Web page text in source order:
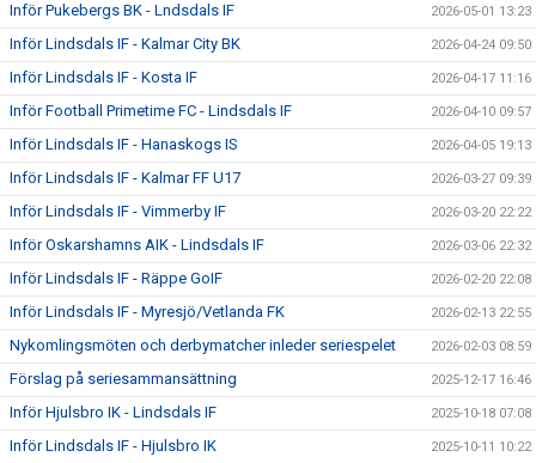
Inför Pukebergs BK - Lndsdals IF 2026-05-01 13:23
Inför Lindsdals IF - Kalmar City BK 2026-04-24 09:50
Inför Lindsdals IF - Kosta IF 2026-04-17 11:16
Inför Football Primetime FC - Lindsdals IF 2026-04-10 09:57
Inför Lindsdals IF - Hanaskogs IS 2026-04-05 19:13
Inför Lindsdals IF - Kalmar FF U17 2026-03-27 09:39
Inför Lindsdals IF - Vimmerby IF 2026-03-20 22:22
Inför Oskarshamns AIK - Lindsdals IF 2026-03-06 22:32
Inför Lindsdals IF - Räppe GoIF 2026-02-20 22:08
Inför Lindsdals IF - Myresjö/Vetlanda FK 2026-02-13 22:55
Nykomlingsmöten och derbymatcher inleder seriespelet 2026-02-03 08:59
Förslag på seriesammansättning 2025-12-17 16:46
Inför Hjulsbro IK - Lindsdals IF 2025-10-18 07:08
Inför Lindsdals IF - Hjulsbro IK 2025-10-11 10:22